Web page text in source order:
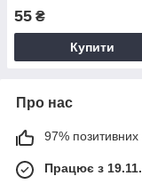
55 ₴
Купити
Про нас
97% позитивних
Працює з